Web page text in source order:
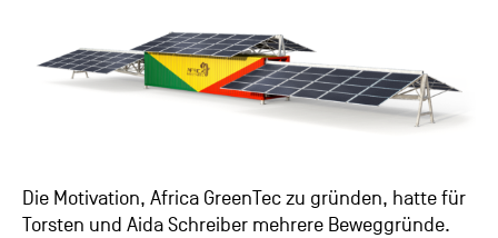
Die Motivation, Africa GreenTec zu gründen, hatte für
Torsten und Aida Schreiber mehrere Beweggründe.